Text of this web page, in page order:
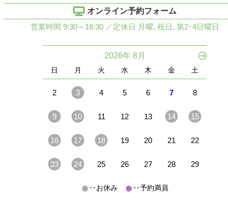
オンライン予約フォーム
営業時間 9:30～18:30 ／定休日 月曜､祝日､第2･4日曜日
2026年 8月
日 月 火 水 木 金 土
2 3 4 5 6 7 8
9 10 11 12 13 14 15
16 17 18 19 20 21 22
23 24 25 26 27 28 29
･･お休み ･･予約満員